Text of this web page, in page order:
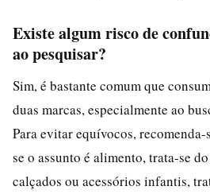
Existe algum risco de
ao pesquisar?
Sim, é bastante comum que
duas marcas, especialmente ao
Para evitar equívocos,
se o assunto é alimento, trata-se
calçados ou acessórios infantis,